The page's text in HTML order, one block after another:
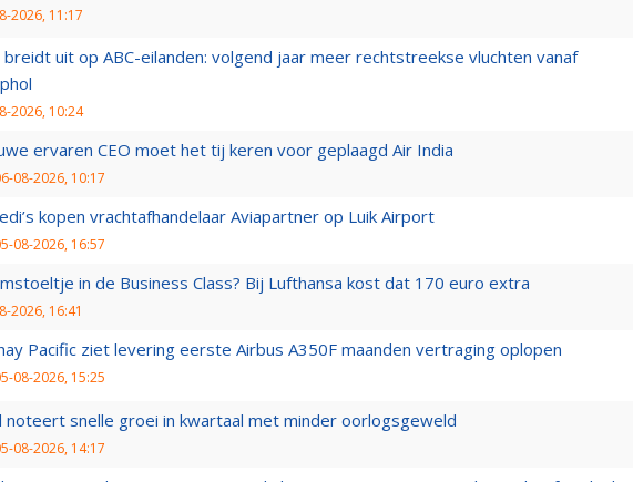
2026, 11:17
breidt uit op ABC-eilanden: volgend jaar meer rechtstreekse vluchten vanaf
2026, 10:24
ervaren CEO moet het tij keren voor geplaagd Air India
08-2026, 10:17
kopen vrachtafhandelaar Aviapartner op Luik Airport
08-2026, 16:57
in de Business Class? Bij Lufthansa kost dat 170 euro extra
2026, 16:41
Pacific ziet levering eerste Airbus A350F maanden vertraging oplopen
08-2026, 15:25
noteert snelle groei in kwartaal met minder oorlogsgeweld
08-2026, 14:17